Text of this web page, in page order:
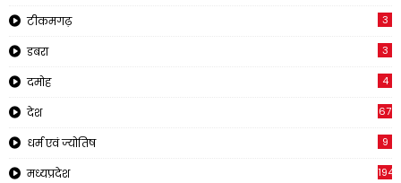
टीकमगढ़ 3
डबरा 3
दमोह 4
देश 67
धर्म एवं ज्योतिष 9
मध्यप्रदेश 194